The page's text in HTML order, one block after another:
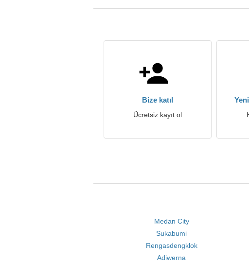
Bize katıl
Ücretsiz kayıt ol
Medan City
Sukabumi
Rengasdengklok
Adiwerna